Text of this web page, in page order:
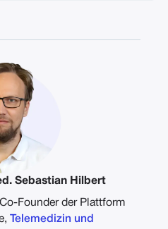
Sebastian Hilbert
Founder der Plattform
Telemedizin und